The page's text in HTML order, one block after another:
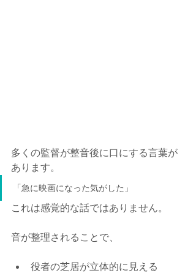
多くの監督が整音後に口にする言葉が
あります。
「急に映画になった気がした」
これは感覚的な話ではありません。
音が整理されることで、
役者の芝居が立体的に見える